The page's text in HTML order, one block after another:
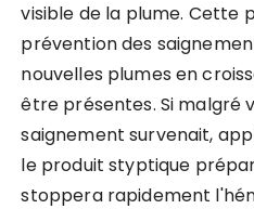
visible de la plume. Cette
prévention des
nouvelles plumes en
être présentes. Si malgré
saignement survenait,
le produit styptique
stoppera rapidement